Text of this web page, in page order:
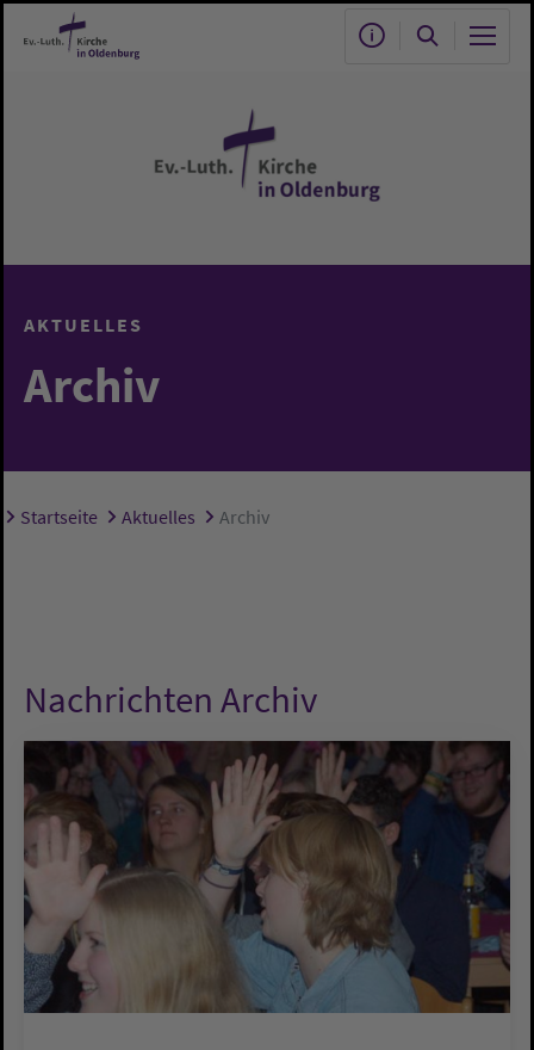
Zum Hauptinhalt springen
AKTUELLES
Archiv
Sie sind hier:
Startseite Aktuelles Archiv
Nachrichten Archiv